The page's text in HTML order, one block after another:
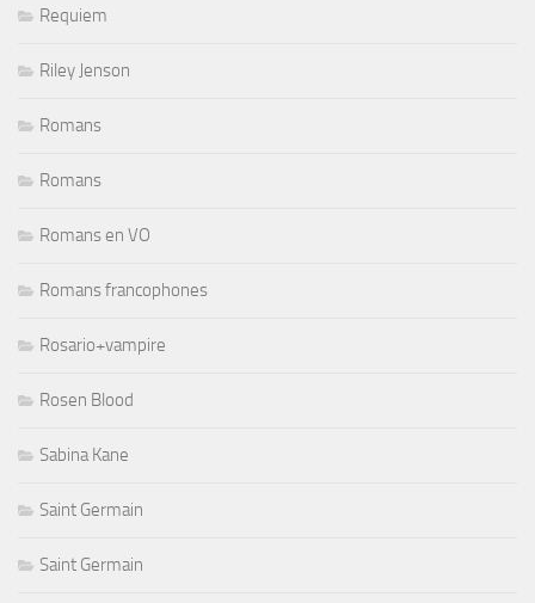
Requiem
Riley Jenson
Romans
Romans
Romans en VO
Romans francophones
Rosario+vampire
Rosen Blood
Sabina Kane
Saint Germain
Saint Germain